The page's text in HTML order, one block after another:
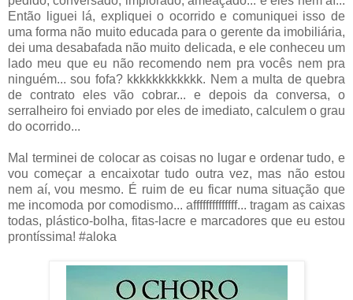
Então liguei lá, expliquei o ocorrido e comuniquei isso de
uma forma não muito educada para o gerente da imobiliária,
dei uma desabafada não muito delicada, e ele conheceu um
lado meu que eu não recomendo nem pra vocês nem pra
ninguém... sou fofa? kkkkkkkkkkkk. Nem a multa de quebra
de contrato eles vão cobrar... e depois da conversa, o
serralheiro foi enviado por eles de imediato, calculem o grau
do ocorrido...
Mal terminei de colocar as coisas no lugar e ordenar tudo, e
vou começar a encaixotar tudo outra vez, mas não estou
nem aí, vou mesmo. É ruim de eu ficar numa situação que
me incomoda por comodismo... affffffffffffff... tragam as caixas
todas, plástico-bolha, fitas-lacre e marcadores que eu estou
prontíssima! #aloka